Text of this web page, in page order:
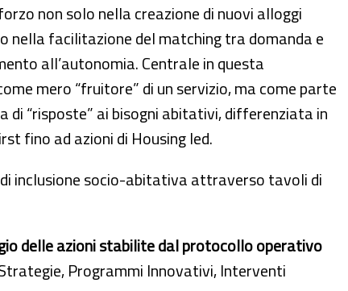
non solo nella creazione di nuovi alloggi
facilitazione del matching tra domanda e
all’autonomia. Centrale in questa
mero “fruitore” di un servizio, ma come parte
“risposte” ai bisogni abitativi, differenziata in
fino ad azioni di Housing led.
di inclusione socio-abitativa attraverso tavoli di
delle azioni stabilite dal protocollo operativo
Programmi Innovativi, Interventi